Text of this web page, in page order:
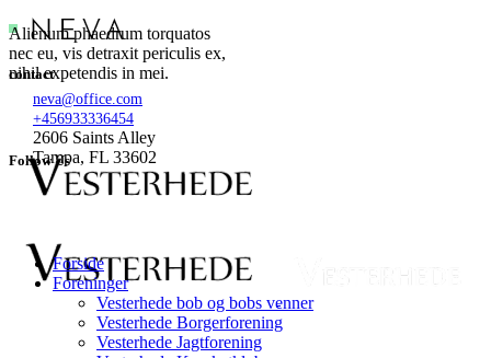
Alienum phaedrum torquatos
nec eu, vis detraxit periculis ex,
nihil expetendis in mei.
contact
neva@office.com
+456933336454
2606 Saints Alley
Tampa, FL 33602
Follow Us
Forside
Foreninger
Vesterhede bob og bobs venner
Vesterhede Borgerforening
Vesterhede Jagtforening